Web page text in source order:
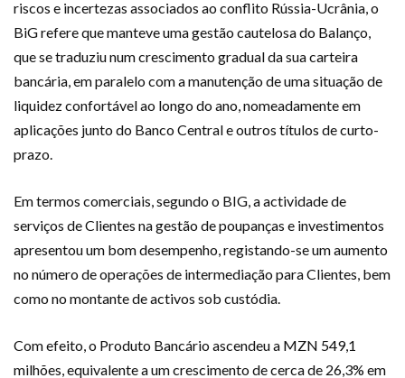
riscos e incertezas associados ao conflito Rússia-Ucrânia, o
BiG refere que manteve uma gestão cautelosa do Balanço,
que se traduziu num crescimento gradual da sua carteira
bancária, em paralelo com a manutenção de uma situação de
liquidez confortável ao longo do ano, nomeadamente em
aplicações junto do Banco Central e outros títulos de curto-
prazo.
Em termos comerciais, segundo o BIG, a actividade de
serviços de Clientes na gestão de poupanças e investimentos
apresentou um bom desempenho, registando-se um aumento
no número de operações de intermediação para Clientes, bem
como no montante de activos sob custódia.
Com efeito, o Produto Bancário ascendeu a MZN 549,1
milhões, equivalente a um crescimento de cerca de 26,3% em